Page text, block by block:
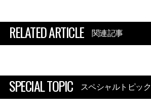
RELATED ARTICLE 関連記事
SPECIAL TOPIC スペシャルトピック